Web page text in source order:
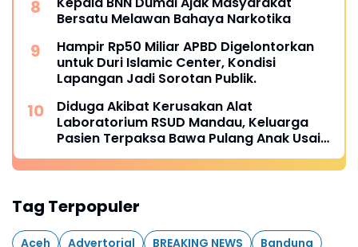
Bersatu Melawan Bahaya Narkotika
Hampir Rp50 Miliar APBD Digelontorkan
untuk Duri Islamic Center, Kondisi
Lapangan Jadi Sorotan Publik.
Diduga Akibat Kerusakan Alat
Laboratorium RSUD Mandau, Keluarga
Pasien Terpaksa Bawa Pulang Anak Usai
Operasi di RS Thursina, Meski
Membutuhkan Transfusi Darah
Tag Terpopuler
Aceh Advertorial BREAKING NEWS
Bandung